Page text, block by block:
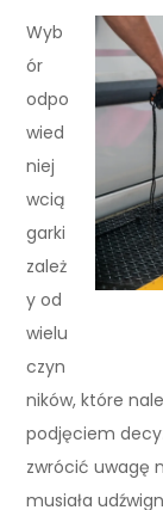
Wyb
ór
odpo
wied
niej
wcią
garki
zależ
y od
wielu
czyn
ników, które
podjęciem
zwrócić uwagę
musiała